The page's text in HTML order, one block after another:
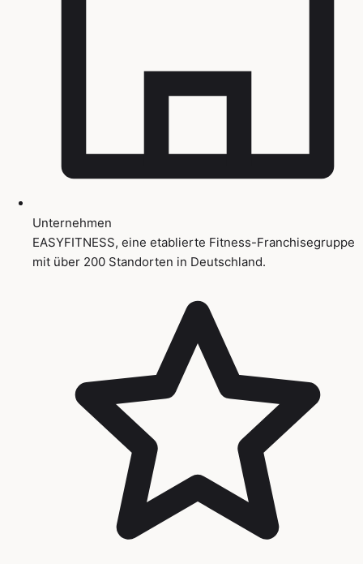
Unternehmen
EASYFITNESS, eine etablierte Fitness-Franchisegruppe
mit über 200 Standorten in Deutschland.